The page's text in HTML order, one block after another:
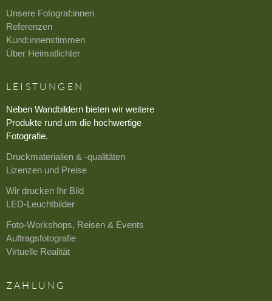
Unsere Fotograf:innen
Referenzen
Kund:innenstimmen
Über Heimatlichter
LEISTUNGEN
Neben Wandbildern bieten wir weitere
Produkte rund um die hochwertige
Fotografie.
Druckmaterialien & -qualitäten
Lizenzen und Preise
Wir drucken Ihr Bild
LED-Leuchtbilder
Foto-Workshops, Reisen & Events
Auftragsfotografie
Virtuelle Realität
ZAHLUNG